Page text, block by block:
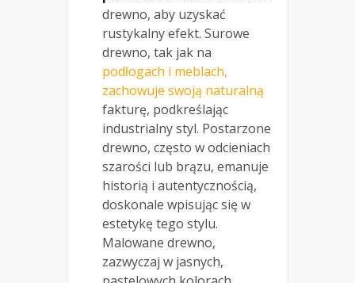
drewno, aby uzyskać
rustykalny efekt. Surowe
drewno, tak jak na
podłogach i meblach,
zachowuje swoją naturalną
fakturę, podkreślając
industrialny styl. Postarzone
drewno, często w odcieniach
szarości lub brązu, emanuje
historią i autentycznością,
doskonale wpisując się w
estetykę tego stylu.
Malowane drewno,
zazwyczaj w jasnych,